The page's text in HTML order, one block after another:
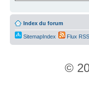
Index du forum
SitemapIndex Flux RSS
©